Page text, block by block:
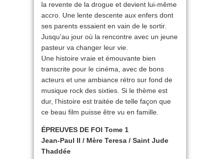
la revente de la drogue et devient lui-même
accro. Une lente descente aux enfers dont
ses parents essaient en vain de le sortir.
Jusqu’au jour où la rencontre avec un jeune
pasteur va changer leur vie.
Une histoire vraie et émouvante bien
transcrite pour le cinéma, avec de bons
acteurs et une ambiance rétro sur fond de
musique rock des sixties. Si le thème est
dur, l’histoire est traitée de telle façon que
ce beau film puisse être vu en famille.
ÉPREUVES DE FOI Tome 1
Jean-Paul II / Mère Teresa / Saint Jude
Thaddée